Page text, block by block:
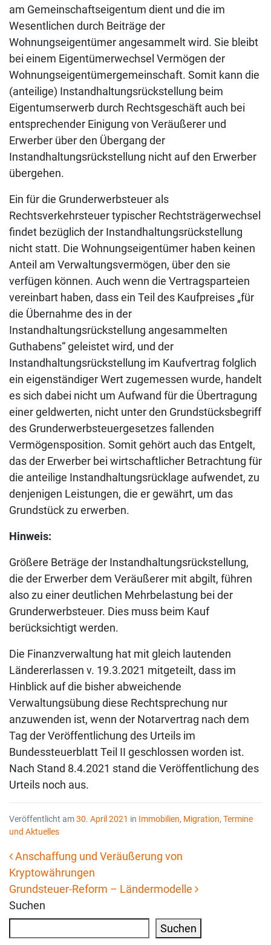
am Gemeinschaftseigentum dient und die im
Wesentlichen durch Beiträge der
Wohnungseigentümer angesammelt wird. Sie bleibt
bei einem Eigentümerwechsel Vermögen der
Wohnungseigentümergemeinschaft. Somit kann die
(anteilige) Instandhaltungsrückstellung beim
Eigentumserwerb durch Rechtsgeschäft auch bei
entsprechender Einigung von Veräußerer und
Erwerber über den Übergang der
Instandhaltungsrückstellung nicht auf den Erwerber
übergehen.
Ein für die Grunderwerbsteuer als
Rechtsverkehrsteuer typischer Rechtsträgerwechsel
findet bezüglich der Instandhaltungsrückstellung
nicht statt. Die Wohnungseigentümer haben keinen
Anteil am Verwaltungsvermögen, über den sie
verfügen können. Auch wenn die Vertragsparteien
vereinbart haben, dass ein Teil des Kaufpreises „für
die Übernahme des in der
Instandhaltungsrückstellung angesammelten
Guthabens“ geleistet wird, und der
Instandhaltungsrückstellung im Kaufvertrag folglich
ein eigenständiger Wert zugemessen wurde, handelt
es sich dabei nicht um Aufwand für die Übertragung
einer geldwerten, nicht unter den Grundstücksbegriff
des Grunderwerbsteuergesetzes fallenden
Vermögensposition. Somit gehört auch das Entgelt,
das der Erwerber bei wirtschaftlicher Betrachtung für
die anteilige Instandhaltungsrücklage aufwendet, zu
denjenigen Leistungen, die er gewährt, um das
Grundstück zu erwerben.
Hinweis:
Größere Beträge der Instandhaltungsrückstellung,
die der Erwerber dem Veräußerer mit abgilt, führen
also zu einer deutlichen Mehrbelastung bei der
Grunderwerbsteuer. Dies muss beim Kauf
berücksichtigt werden.
Die Finanzverwaltung hat mit gleich lautenden
Ländererlassen v. 19.3.2021 mitgeteilt, dass im
Hinblick auf die bisher abweichende
Verwaltungsübung diese Rechtsprechung nur
anzuwenden ist, wenn der Notarvertrag nach dem
Tag der Veröffentlichung des Urteils im
Bundessteuerblatt Teil II geschlossen worden ist.
Nach Stand 8.4.2021 stand die Veröffentlichung des
Urteils noch aus.
Veröffentlicht am30. April 2021 in Immobilien, Migration, Termine
und Aktuelles
Beitrags-Navigation
Anschaffung und Veräußerung von
Kryptowährungen
Grundsteuer-Reform – Ländermodelle
Suchen
Suchen